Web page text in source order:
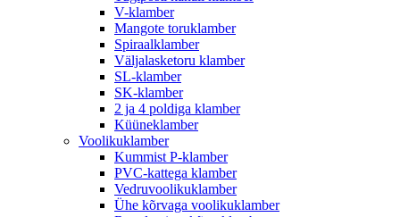
V-klamber
Mangote toruklamber
Spiraalklamber
Väljalasketoru klamber
SL-klamber
SK-klamber
2 ja 4 poldiga klamber
Küüneklamber
Voolikuklamber
Kummist P-klamber
PVC-kattega klamber
Vedruvoolikuklamber
Ühe kõrvaga voolikuklamber